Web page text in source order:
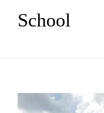
School